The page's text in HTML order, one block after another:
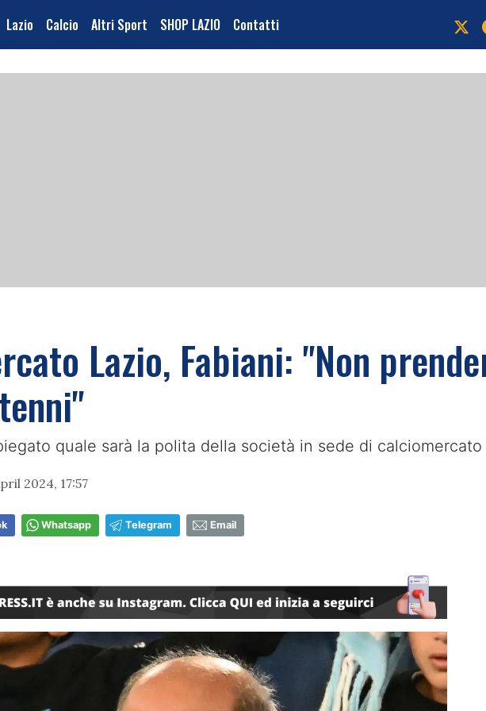
Lazio Calcio Altri Sport SHOP LAZIO Contatti
Lazio, Fabiani: "Non
quale sarà la polita della società in sede di calciomercato
2024, 17:57
Whatsapp Telegram Email